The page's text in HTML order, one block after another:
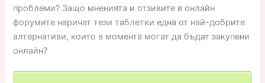
проблеми? Защо мненията и отзивите в онлайн
форумите наричат тези таблетки една от най-добрите
алтернативи, които в момента могат да бъдат закупени
онлайн?